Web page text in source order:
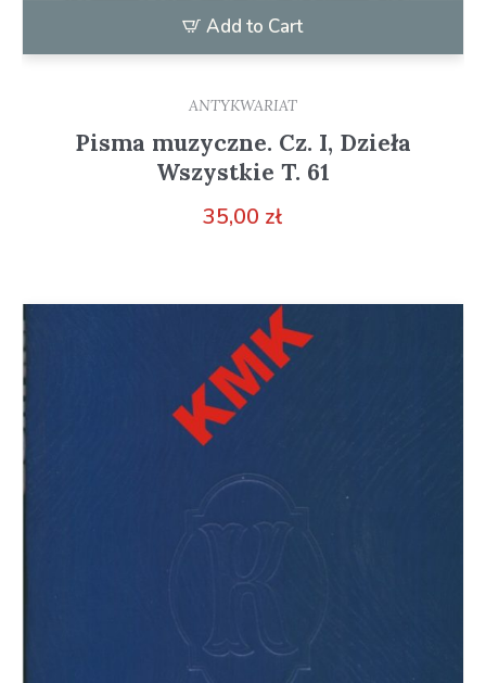
Add to Cart
ANTYKWARIAT
Pisma muzyczne. Cz. I, Dzieła
Wszystkie T. 61
35,00 zł